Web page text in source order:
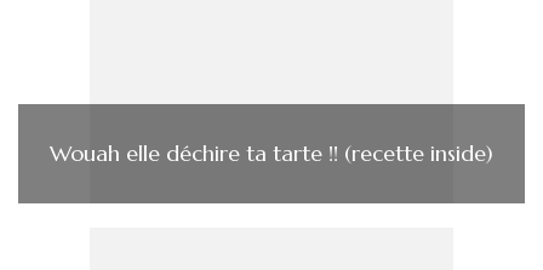
Wouah elle déchire ta tarte !! (recette inside)